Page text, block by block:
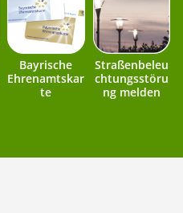
Bayrische
Ehrenamtskar
te
Straßenbeleu
chtungsstöru
ng melden